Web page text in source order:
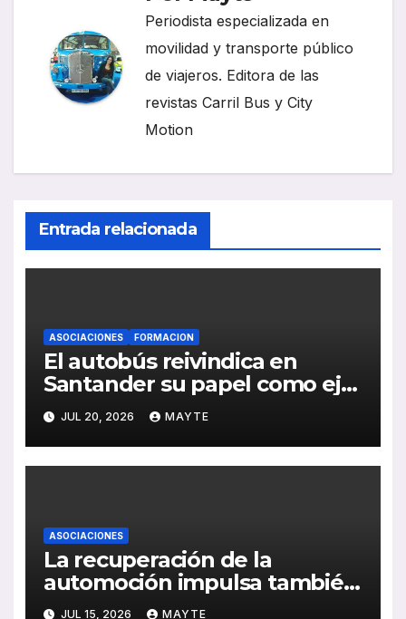
Periodista especializada en
movilidad y transporte público
de viajeros. Editora de las
revistas Carril Bus y City
Motion
Entrada relacionada
ASOCIACIONES FORMACION
El autobús reivindica en
Santander su papel como eje
de la movilidad sostenible y la
cohesión territorial
JUL 20, 2026 MAYTE
ASOCIACIONES
La recuperación de la
automoción impulsa también
al sector del autocar: récord
JUL 15, 2026 MAYTE